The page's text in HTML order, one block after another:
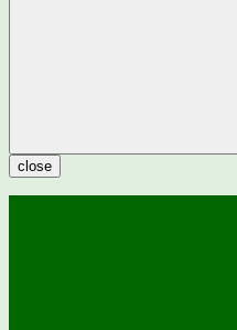
close